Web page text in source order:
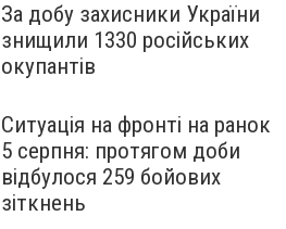
За добу захисники України
знищили 1330 російських
окупантів
Ситуація на фронті на ранок
5 серпня: протягом доби
відбулося 259 бойових
зіткнень